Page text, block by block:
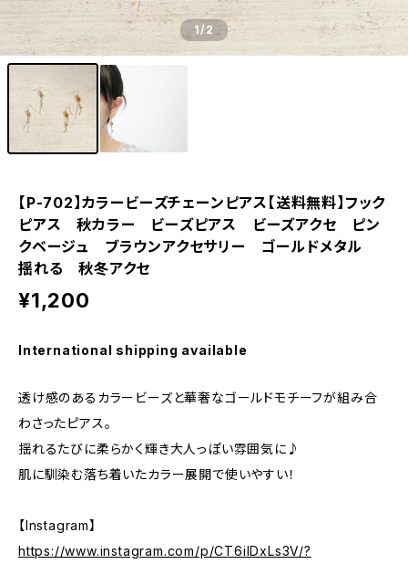
1/2
【P-702】カラービーズチェーンピアス【送料無料】フック
ピアス 秋カラー ビーズピアス ビーズアクセ ピン
クベージュ ブラウンアクセサリー ゴールドメタル
揺れる 秋冬アクセ
¥1,200
International shipping available
透け感のあるカラービーズと華奢なゴールドモチーフが組み合
わさったピアス。
揺れるたびに柔らかく輝き大人っぽい雰囲気に♪
肌に馴染む落ち着いたカラー展開で使いやすい！
【Instagram】
https://www.instagram.com/p/CT6iIDxLs3V/?